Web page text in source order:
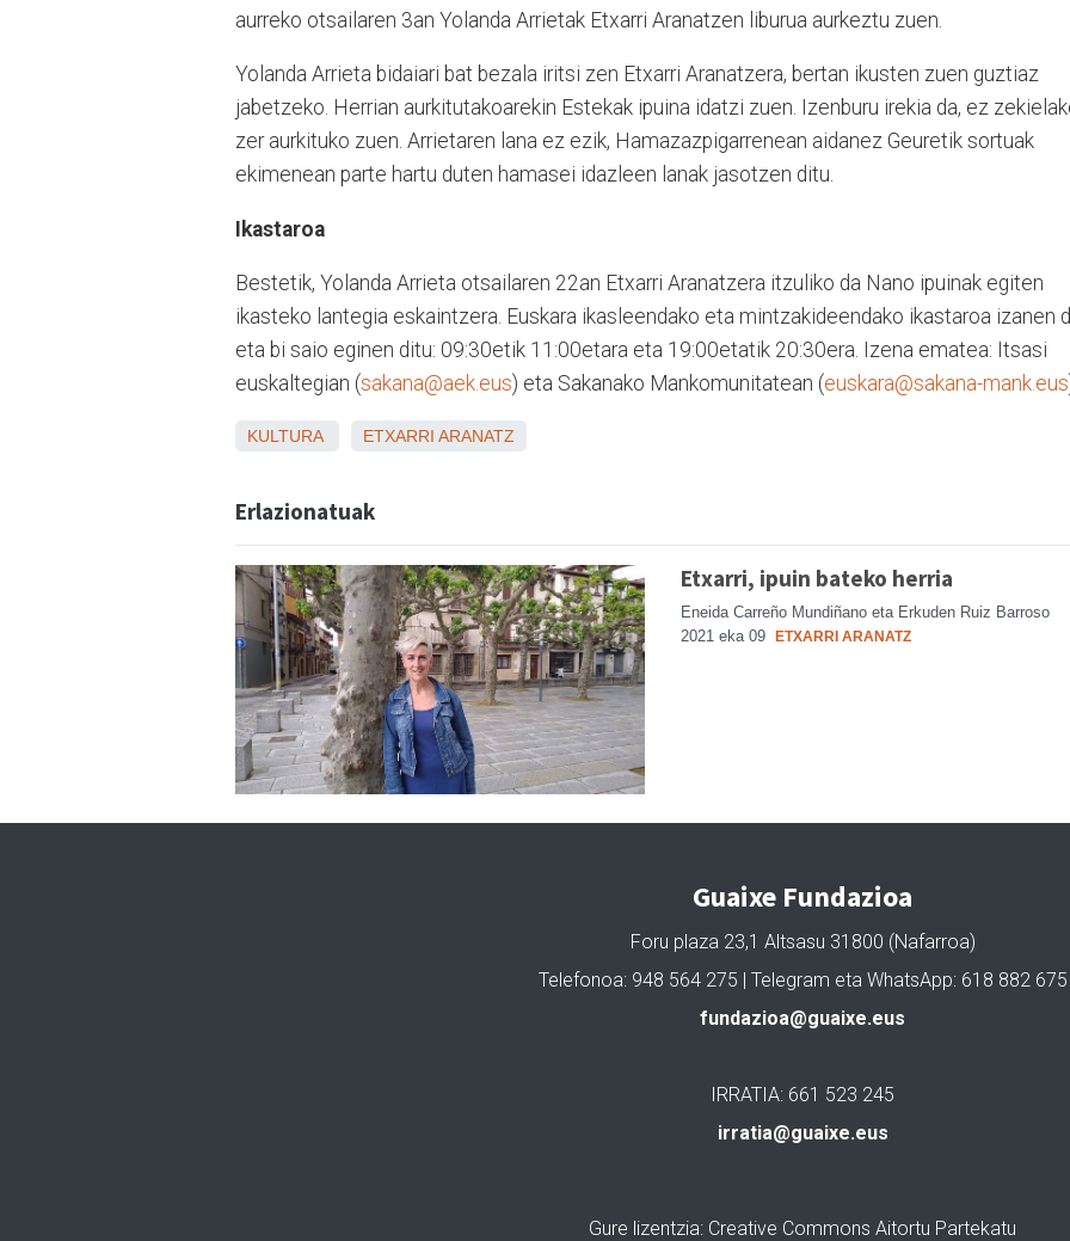
aurreko otsailaren 3an Yolanda Arrietak Etxarri Aranatzen liburua aurkeztu zuen.
Yolanda Arrieta bidaiari bat bezala iritsi zen Etxarri Aranatzera, bertan ikusten zuen guztiaz
jabetzeko. Herrian aurkitutakoarekin Estekak ipuina idatzi zuen. Izenburu irekia da, ez
zer aurkituko zuen. Arrietaren lana ez ezik, Hamazazpigarrenean aidanez Geuretik sortuak
ekimenean parte hartu duten hamasei idazleen lanak jasotzen ditu.
Ikastaroa
Bestetik, Yolanda Arrieta otsailaren 22an Etxarri Aranatzera itzuliko da Nano ipuinak egiten
ikasteko lantegia eskaintzera. Euskara ikasleendako eta mintzakideendako ikastaroa izanen
eta bi saio eginen ditu: 09:30etik 11:00etara eta 19:00etatik 20:30era. Izena ematea: Itsasi
euskaltegian (sakana@aek.eus) eta Sakanako Mankomunitatean (euskara@sakana-mank.eus
KULTURA ETXARRI ARANATZ
Erlazionatuak
Etxarri, ipuin bateko herria
Eneida Carreño Mundiñano eta Erkuden Ruiz Barroso
2021 eka 09
ETXARRI ARANATZ
Guaixe Fundazioa
Foru plaza 23,1 Altsasu 31800 (Nafarroa)
Telefonoa: 948 564 275 | Telegram eta WhatsApp: 618 882 675
fundazioa@guaixe.eus
IRRATIA: 661 523 245
irratia@guaixe.eus
Gure lizentzia: Creative Commons Aitortu Partekatu